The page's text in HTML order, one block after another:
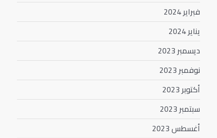
فبراير 2024
يناير 2024
ديسمبر 2023
نوفمبر 2023
أكتوبر 2023
سبتمبر 2023
أغسطس 2023